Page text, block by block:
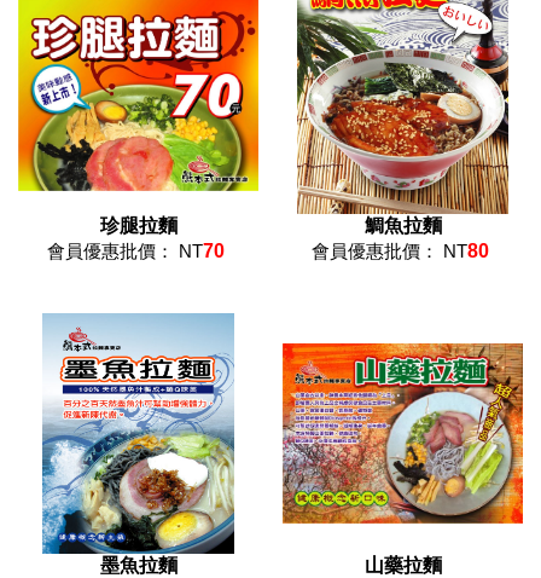
珍腿拉麵
會員優惠批價： NT70
鯛魚拉麵
會員優惠批價： NT80
墨魚拉麵
山藥拉麵